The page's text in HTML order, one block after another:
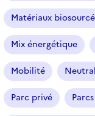
é
l
e
c
t
i
o
Matériaux
Mix énergétique
Mobilité
Parc privé